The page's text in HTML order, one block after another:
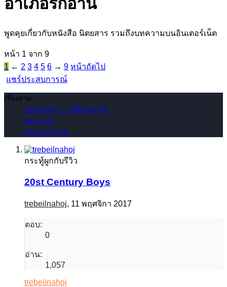
พูดคุยเกี่ยวกับหนังสือ นิตยสาร รวมถึงบทความบนอินเตอร์เน็ต
หน้า 1 จาก 9
1 ← 2 3 4 5 6 → 9 หน้าถัดไป
แชร์ประสบการณ์
เรียงตาม:
หัวข้อกระทู้ ↑ วันที่เริ่มกระทู้
ตอบ อ่าน
ข้อความล่าสุด
กระทู้ผูกกับรีวิว
20st Century Boys
trebeilnahoj, 11 พฤศจิกา 2017
ตอบ:
0
อ่าน:
1,057
trebeilnahoj